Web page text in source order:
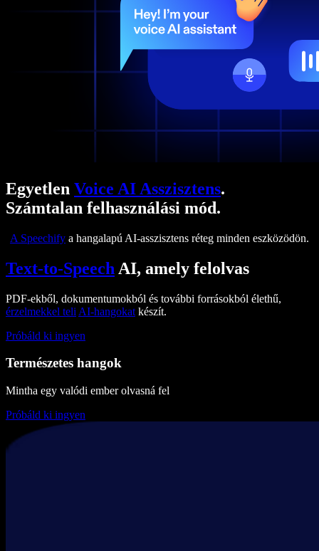
Egyetlen Voice AI Asszisztens.
Számtalan felhasználási mód.
A Speechify a hangalapú AI-asszisztens réteg minden eszközödön.
Text-to-Speech AI, amely felolvas
PDF-ekből, dokumentumokból és további forrásokból élethű,
érzelmekkel teli AI-hangokat készít.
Próbáld ki ingyen
Természetes hangok
Mintha egy valódi ember olvasná fel
Próbáld ki ingyen